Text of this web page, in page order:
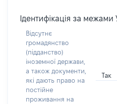
Ідентифікація за межами
Відсутнє
громадянство
(підданство)
іноземної держави,
а також документи,
які дають право на
постійне
проживання на
Так